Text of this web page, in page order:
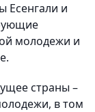
Есенгали и
молодежи и
страны –
в том